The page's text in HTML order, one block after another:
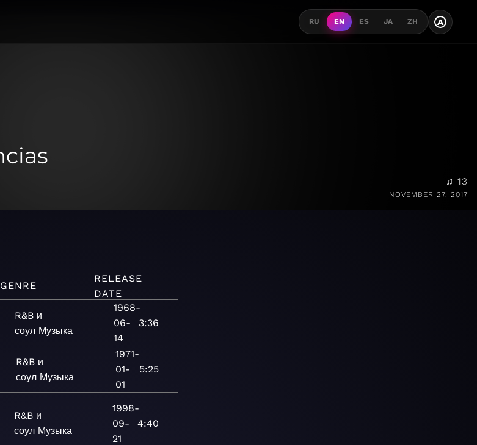
RU EN ES JA ZH A
♫ 13
NOVEMBER 27, 2017
GENRE
RELEASE
DATE
R&B и
соул Музыка
1968-
06-
14
3:36
R&B и
соул Музыка
1971-
01-
01
5:25
R&B и
соул Музыка
1998-
09-
21
4:40